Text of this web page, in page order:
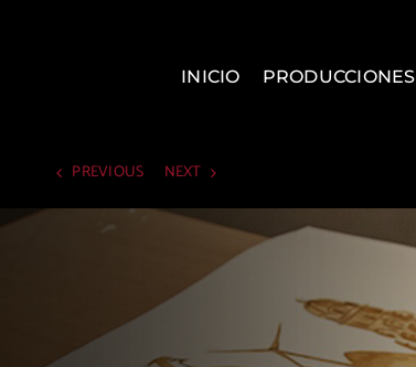
INICIO PRODUCCIONES
PREVIOUS NEXT